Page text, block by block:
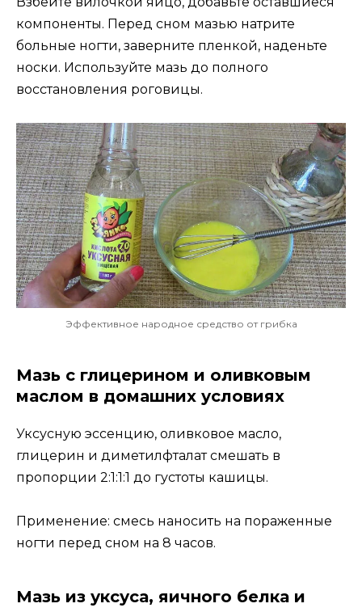
компоненты. Перед сном мазью натрите
больные ногти, заверните пленкой, наденьте
носки. Используйте мазь до полного
восстановления роговицы.
Эффективное народное средство от грибка
Мазь с глицерином и оливковым
маслом в домашних условиях
Уксусную эссенцию, оливковое масло,
глицерин и диметилфталат смешать в
пропорции 2:1:1:1 до густоты кашицы.
Применение: смесь наносить на пораженные
ногти перед сном на 8 часов.
Мазь из уксуса, яичного белка и